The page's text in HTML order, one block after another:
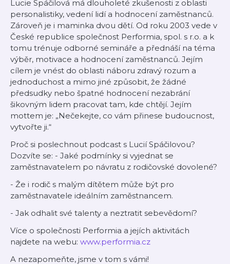
Lucie Spáčilová má dlouholeté zkušenosti z oblasti
personalistiky, vedení lidí a hodnocení zaměstnanců.
Zároveň je i maminka dvou dětí. Od roku 2003 vede v
České republice společnost Performia, spol. s r.o. a k
tomu trénuje odborné semináře a přednáší na téma
výběr, motivace a hodnocení zaměstnanců. Jejím
cílem je vnést do oblasti náboru zdravý rozum a
jednoduchost a mimo jiné způsobit, že žádné
předsudky nebo špatné hodnocení nezabrání
šikovným lidem pracovat tam, kde chtějí. Jejím
mottem je: „Nečekejte, co vám přinese budoucnost,
vytvořte ji.“
Proč si poslechnout podcast s Lucií Spáčilovou?
Dozvíte se: - Jaké podmínky si vyjednat se
zaměstnavatelem po návratu z rodičovské dovolené?
- Že i rodič s malým dítětem může být pro
zaměstnavatele ideálním zaměstnancem.
- Jak odhalit své talenty a neztratit sebevědomí?
Více o společnosti Performia a jejích aktivitách
najdete na webu: www.performia.cz
A nezapomeňte, jsme v tom s vámi!